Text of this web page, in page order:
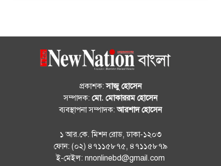
প্রকাশক:সাজু হোসেন
সম্পাদক: মো. মোকাররম হোসেন
ব্যবস্থাপনা সম্পাদক:আরশাদ হোসেন
১ আর.কে. মিশন রোড, ঢাকা-১২০৩
ফোন: (০২) ৪৭১১৫৮৭৫, ৪৭১১৫৮৭৯
ই-মেইল: nnonlinebd@gmail.com